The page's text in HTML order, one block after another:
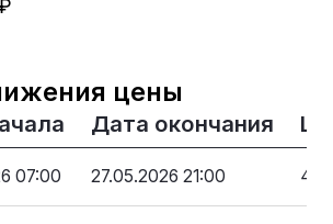
цены
Дата окончания
07:00 27.05.2026 21:00 4